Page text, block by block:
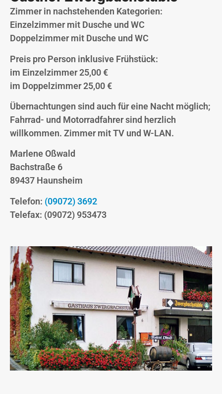
Zimmer in nachstehenden Kategorien:
Einzelzimmer mit Dusche und WC
Doppelzimmer mit Dusche und WC
Preis pro Person inklusive Frühstück:
im Einzelzimmer 25,00 €
im Doppelzimmer 25,00 €
Übernachtungen sind auch für eine Nacht möglich;
Fahrrad- und Motorradfahrer sind herzlich
willkommen. Zimmer mit TV und W-LAN.
Marlene Oßwald
Bachstraße 6
89437 Haunsheim
Telefon: (09072) 3692
Telefax: (09072) 953473